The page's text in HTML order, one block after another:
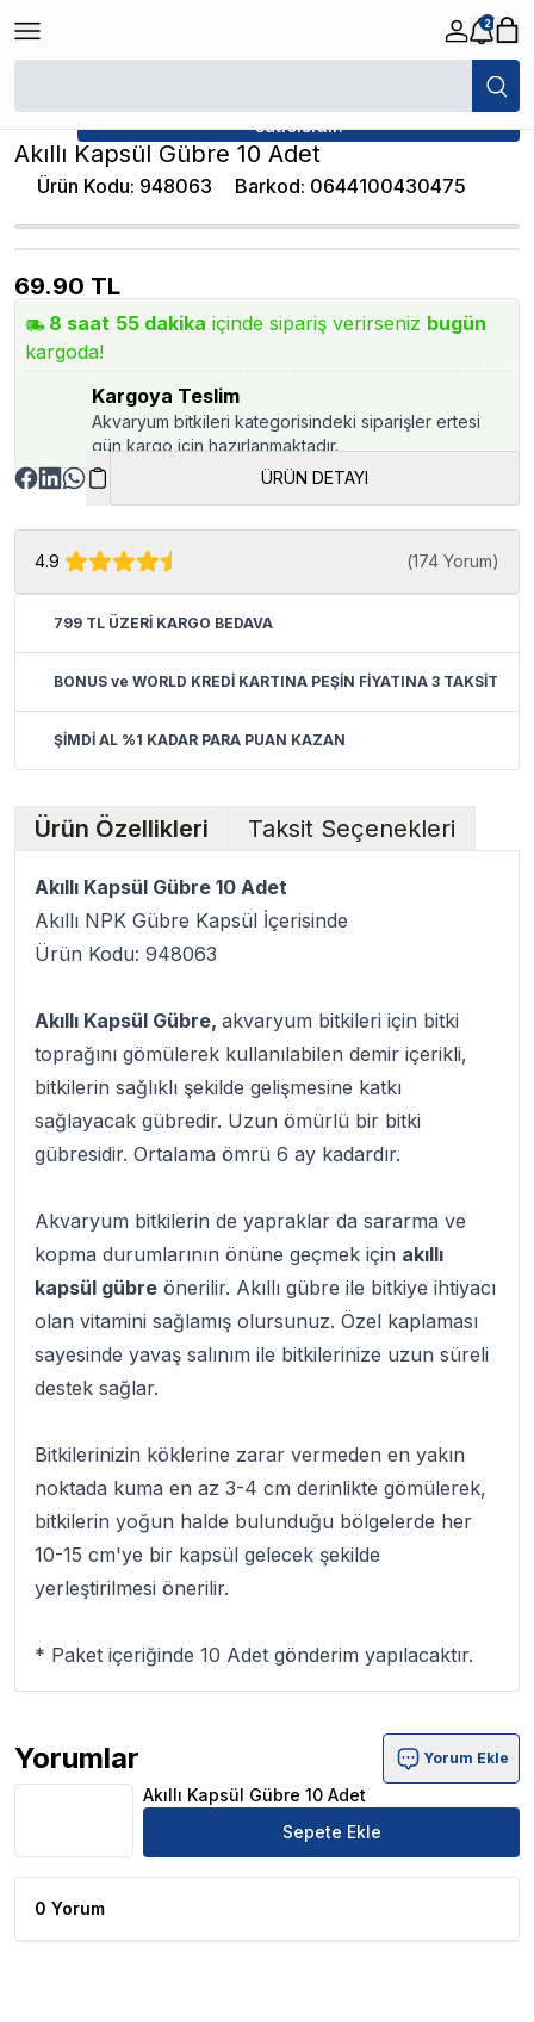
2
/
satıcısıdır.
Akıllı Kapsül Gübre 10 Adet
Ürün Kodu: 948063 Barkod: 0644100430475
69.90 TL
8 saat 55 dakika içinde sipariş verirseniz bugün
kargoda!
Kargoya Teslim
Akvaryum bitkileri kategorisindeki siparişler ertesi
gün kargo için hazırlanmaktadır.
ÜRÜN DETAYI
4.9 (174 Yorum)
799 TL ÜZERİ KARGO BEDAVA
BONUS ve WORLD KREDİ KARTINA PEŞİN FİYATINA 3 TAKSİT
ŞİMDİ AL %1 KADAR PARA PUAN KAZAN
Ürün Özellikleri Taksit Seçenekleri
Akıllı Kapsül Gübre 10 Adet
Akıllı NPK Gübre Kapsül İçerisinde
Ürün Kodu: 948063
Akıllı Kapsül Gübre, akvaryum bitkileri için bitki
toprağını gömülerek kullanılabilen demir içerikli,
bitkilerin sağlıklı şekilde gelişmesine katkı
sağlayacak gübredir. Uzun ömürlü bir bitki
gübresidir. Ortalama ömrü 6 ay kadardır.
Akvaryum bitkilerin de yapraklar da sararma ve
kopma durumlarının önüne geçmek için akıllı
kapsül gübre önerilir. Akıllı gübre ile bitkiye ihtiyacı
olan vitamini sağlamış olursunuz. Özel kaplaması
sayesinde yavaş salınım ile bitkilerinize uzun süreli
destek sağlar.
Bitkilerinizin köklerine zarar vermeden en yakın
noktada kuma en az 3-4 cm derinlikte gömülerek,
bitkilerin yoğun halde bulunduğu bölgelerde her
10-15 cm'ye bir kapsül gelecek şekilde
yerleştirilmesi önerilir.
* Paket içeriğinde 10 Adet gönderim yapılacaktır.
Yorumlar
Akıllı Kapsül Gübre 10 Adet Ürün Yorumları
Yorum Ekle
Akıllı Kapsül Gübre 10 Adet
Sepete Ekle
0 Yorum